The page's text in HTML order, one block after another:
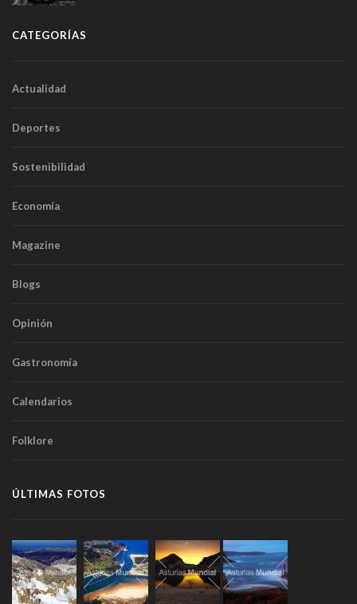
CATEGORÍAS
Actualidad
Deportes
Sostenibilidad
Economía
Magazine
Blogs
Opinión
Gastronomía
Calendarios
Folklore
ÚLTIMAS FOTOS